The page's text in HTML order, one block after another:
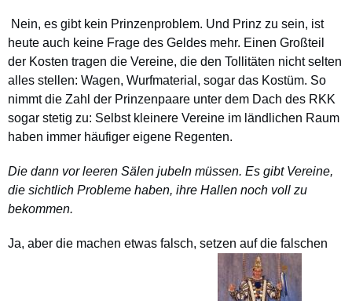
Nein, es gibt kein Prinzenproblem. Und Prinz zu sein, ist
heute auch keine Frage des Geldes mehr. Einen Großteil
der Kosten tragen die Vereine, die den Tollitäten nicht selten
alles stellen: Wagen, Wurfmaterial, sogar das Kostüm. So
nimmt die Zahl der Prinzenpaare unter dem Dach des RKK
sogar stetig zu: Selbst kleinere Vereine im ländlichen Raum
haben immer häufiger eigene Regenten.
Die dann vor leeren Sälen jubeln müssen. Es gibt Vereine,
die sichtlich Probleme haben, ihre Hallen noch voll zu
bekommen.
Ja, aber die machen etwas falsch, setzen auf die falschen